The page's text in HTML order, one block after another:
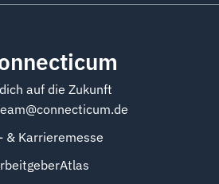
auf die Zukunft
& Karrieremesse